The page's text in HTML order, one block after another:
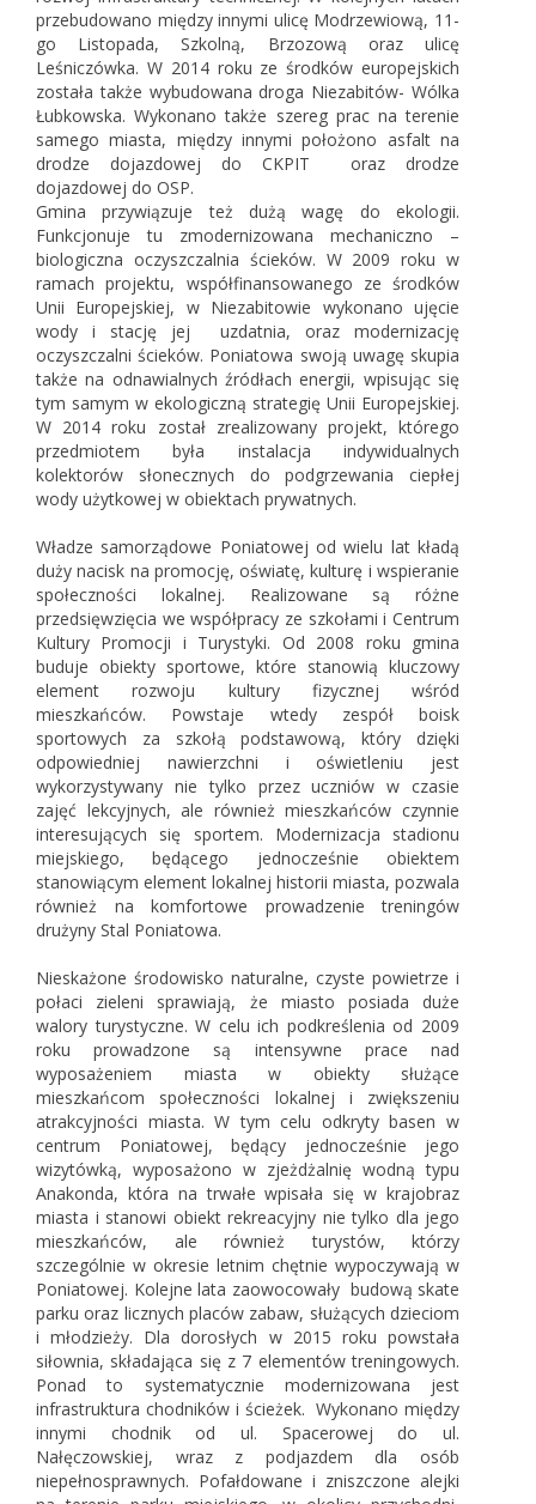
przebudowano między innymi ulicę Modrzewiową, 11-
go Listopada, Szkolną, Brzozową oraz ulicę
Leśniczówka. W 2014 roku ze środków europejskich
została także wybudowana droga Niezabitów- Wólka
Łubkowska. Wykonano także szereg prac na terenie
samego miasta, między innymi położono asfalt na
drodze dojazdowej do CKPIT oraz drodze
dojazdowej do OSP.
Gmina przywiązuje też dużą wagę do ekologii.
Funkcjonuje tu zmodernizowana mechaniczno –
biologiczna oczyszczalnia ścieków. W 2009 roku w
ramach projektu, współfinansowanego ze środków
Unii Europejskiej, w Niezabitowie wykonano ujęcie
wody i stację jej uzdatnia, oraz modernizację
oczyszczalni ścieków. Poniatowa swoją uwagę skupia
także na odnawialnych źródłach energii, wpisując się
tym samym w ekologiczną strategię Unii Europejskiej.
W 2014 roku został zrealizowany projekt, którego
przedmiotem była instalacja indywidualnych
kolektorów słonecznych do podgrzewania ciepłej
wody użytkowej w obiektach prywatnych.
Władze samorządowe Poniatowej od wielu lat kładą
duży nacisk na promocję, oświatę, kulturę i wspieranie
społeczności lokalnej. Realizowane są różne
przedsięwzięcia we współpracy ze szkołami i Centrum
Kultury Promocji i Turystyki. Od 2008 roku gmina
buduje obiekty sportowe, które stanowią kluczowy
element rozwoju kultury fizycznej wśród
mieszkańców. Powstaje wtedy zespół boisk
sportowych za szkołą podstawową, który dzięki
odpowiedniej nawierzchni i oświetleniu jest
wykorzystywany nie tylko przez uczniów w czasie
zajęć lekcyjnych, ale również mieszkańców czynnie
interesujących się sportem. Modernizacja stadionu
miejskiego, będącego jednocześnie obiektem
stanowiącym element lokalnej historii miasta, pozwala
również na komfortowe prowadzenie treningów
drużyny Stal Poniatowa.
Nieskażone środowisko naturalne, czyste powietrze i
połaci zieleni sprawiają, że miasto posiada duże
walory turystyczne. W celu ich podkreślenia od 2009
roku prowadzone są intensywne prace nad
wyposażeniem miasta w obiekty służące
mieszkańcom społeczności lokalnej i zwiększeniu
atrakcyjności miasta. W tym celu odkryty basen w
centrum Poniatowej, będący jednocześnie jego
wizytówką, wyposażono w zjeżdżalnię wodną typu
Anakonda, która na trwałe wpisała się w krajobraz
miasta i stanowi obiekt rekreacyjny nie tylko dla jego
mieszkańców, ale również turystów, którzy
szczególnie w okresie letnim chętnie wypoczywają w
Poniatowej. Kolejne lata zaowocowały budową skate
parku oraz licznych placów zabaw, służących dzieciom
i młodzieży. Dla dorosłych w 2015 roku powstała
siłownia, składająca się z 7 elementów treningowych.
Ponad to systematycznie modernizowana jest
infrastruktura chodników i ścieżek. Wykonano między
innymi chodnik od ul. Spacerowej do ul.
Nałęczowskiej, wraz z podjazdem dla osób
niepełnosprawnych. Pofałdowane i zniszczone alejki